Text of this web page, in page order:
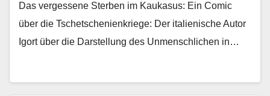
Das vergessene Sterben im Kaukasus: Ein Comic
über die Tschetschenienkriege: Der italienische Autor
Igort über die Darstellung des Unmenschlichen in…